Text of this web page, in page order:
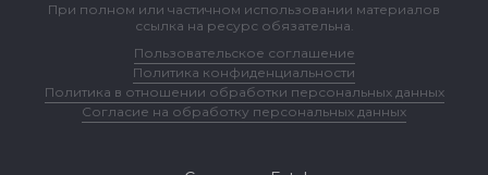
При полном или частичном использовании материалов
ссылка на ресурс обязательна.
Пользовательское соглашение
Политика конфиденциальности
Политика в отношении обработки персональных данных
Согласие на обработку персональных данных